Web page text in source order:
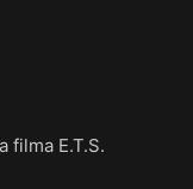
filma E.T.S.